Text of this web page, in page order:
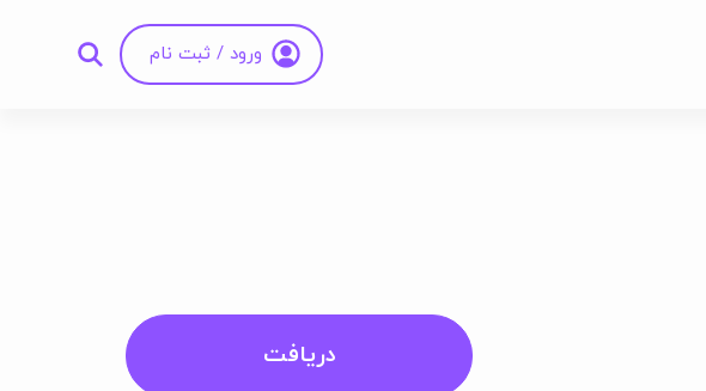
ورود / ثبت نام
دریافت